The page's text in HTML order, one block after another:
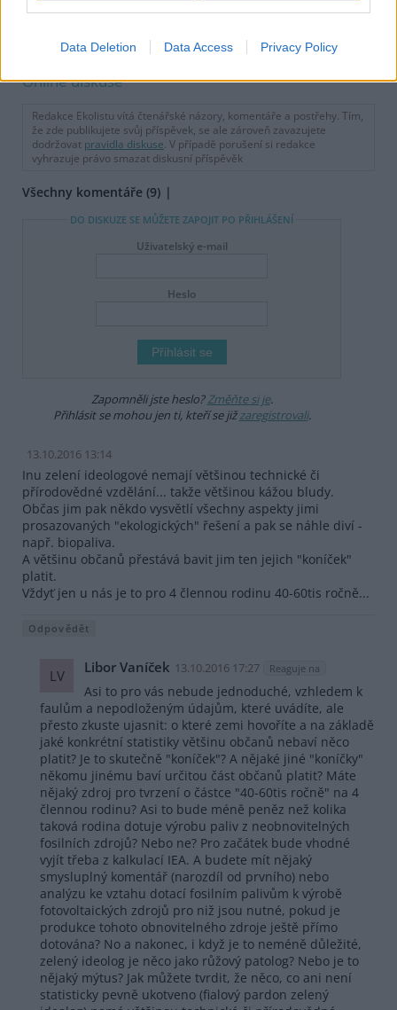
Data Deletion Data Access Privacy Policy
Online diskuse
Redakce Ekolistu vítá čtenářské názory, komentáře a postřehy. Tím,
že zde publikujete svůj příspěvek, se ale zároveň zavazujete
dodržovat pravidla diskuse. V případě porušení si redakce
vyhrazuje právo smazat diskusní příspěvěk
Všechny komentáře (9)
DO DISKUZE SE MŮŽETE ZAPOJIT PO PŘIHLÁŠENÍ
Uživatelský e-mail
Heslo
Zapomněli jste heslo?Změňte si je.
Přihlásit se mohou jen ti, kteří se jižzaregistrovali.
13.10.2016 13:14
Inu zelení ideologové nemají většinou technické či
přírodovědné vzdělání... takže většinou kážou bludy.
Občas jim pak někdo vysvětlí všechny aspekty jimi
prosazovaných "ekologických" řešení a pak se náhle diví -
např. biopaliva.
A většinu občanů přestává bavit jim ten jejich "koníček"
platit.
Vždyť jen u nás je to pro 4 člennou rodinu 40-60tis ročně...
Odpovědět
LV Libor Vaníček 13.10.2016 17:27 Reaguje na
Asi to pro vás nebude jednoduché, vzhledem k
faulům a nepodloženým údajům, které uvádíte, ale
přesto zkuste ujasnit: o které zemi hovoříte a na základě
jaké konkrétní statistiky většinu občanů nebaví něco
platit? Je to skutečně "koníček"? A nějaké jiné "koníčky"
někomu jinému baví určitou část občanů platit? Máte
nějaký zdroj pro tvrzení o částce "40-60tis ročně" na 4
člennou rodinu? Asi to bude méně peněz než kolika
taková rodina dotuje výrobu paliv z neobnovitelných
fosilních zdrojů? Nebo ne? Pro začátek bude vhodné
vyjít třeba z kalkulací IEA. A budete mít nějaký
smysluplný komentář (narozdíl od prvního) nebo
analýzu ke vztahu dotací fosilním palivům k výrobě
fotovoltaických zdrojů pro niž jsou nutné, pokud je
produkce tohoto obnovitelného zdroje ještě přímo
dotována? No a nakonec, i když je to neméně důležité,
zelený ideolog je něco jako růžový patolog? Nebo je to
nějaký mýtus? Jak můžete tvrdit, že něco, co ani není
statisticky pevně ukotveno (fialový pardon zelený